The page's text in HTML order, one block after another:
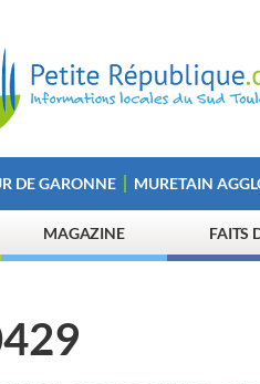
DE GARONNE MURETAIN
MAGAZINE FAITS